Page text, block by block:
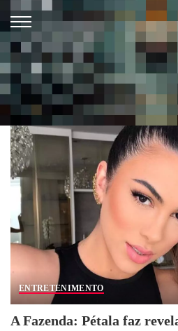
Tag: A
ENTRETENIMENTO
A Fazenda: Pétala faz